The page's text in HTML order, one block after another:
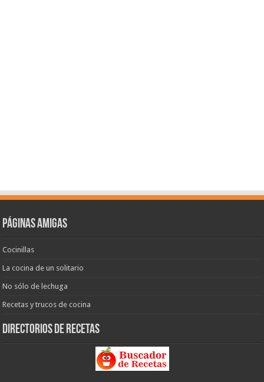
Páginas amigas
Cocinillas
La cocina de un solitario
No sólo de lechuga
Recetas y trucos de cocina
Directorios de recetas